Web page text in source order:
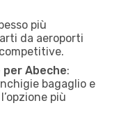
più
da aeroporti
per Abeche:
bagaglio e
più